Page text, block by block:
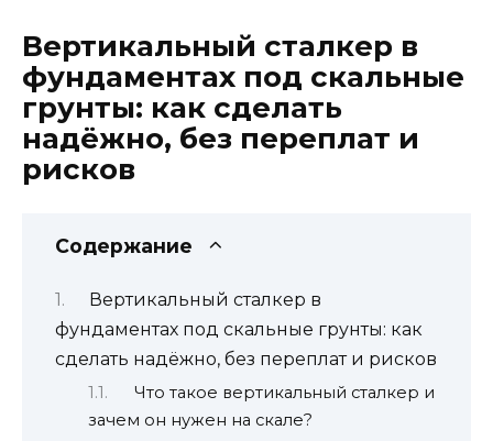
Вертикальный сталкер в
фундаментах под скальные
грунты: как сделать
надёжно, без переплат и
рисков
Содержание
Вертикальный сталкер в
фундаментах под скальные грунты: как
сделать надёжно, без переплат и рисков
Что такое вертикальный сталкер и
зачем он нужен на скале?